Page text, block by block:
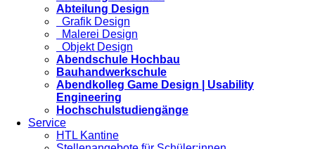
Abteilung Design
Grafik Design
Malerei Design
Objekt Design
Abendschule Hochbau
Bauhandwerkschule
Abendkolleg Game Design | Usability
Engineering
Hochschulstudiengänge
Service
HTL Kantine